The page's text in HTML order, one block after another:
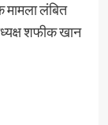
लंबित
शफीक खान